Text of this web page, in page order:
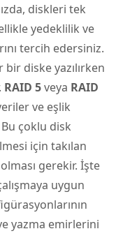
diskleri tek
yedeklilik ve
tercih edersiniz.
diske yazılırken
RAID 5veya RAID
ve eşlik
çoklu disk
için takılan
gerekir. İşte
uygun
yazma emirlerini